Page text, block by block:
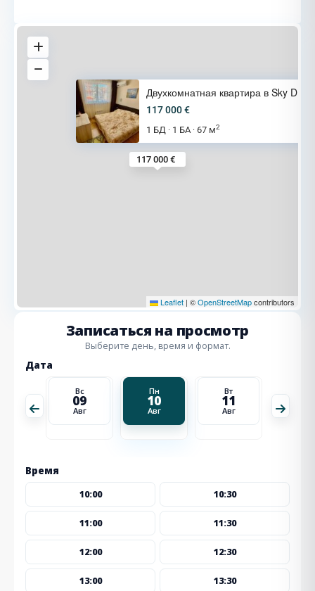
117 000 €
Двухкомнатная квартира в Sky D
117 000 €
1 БД · 1 БА · 67 м2
Leaflet | ©OpenStreetMapcontributors
Записаться на просмотр
Выберите день, время и формат.
Дата
Вс
09
Авг
Пн
10
Авг
Вт
11
Авг
Время
10:00 10:30
11:00 11:30
12:00 12:30
13:00 13:30